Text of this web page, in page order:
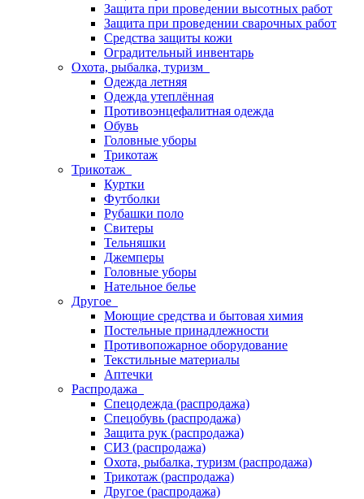
Защита при проведении высотных работ
Защита при проведении сварочных работ
Средства защиты кожи
Оградительный инвентарь
Охота, рыбалка, туризм
Одежда летняя
Одежда утеплённая
Противоэнцефалитная одежда
Обувь
Головные уборы
Трикотаж
Трикотаж
Куртки
Футболки
Рубашки поло
Свитеры
Тельняшки
Джемперы
Головные уборы
Нательное белье
Другое
Моющие средства и бытовая химия
Постельные принадлежности
Противопожарное оборудование
Текстильные материалы
Аптечки
Распродажа
Спецодежда (распродажа)
Спецобувь (распродажа)
Защита рук (распродажа)
СИЗ (распродажа)
Охота, рыбалка, туризм (распродажа)
Трикотаж (распродажа)
Другое (распродажа)